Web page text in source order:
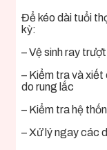
Để kéo dài tuổi
kỳ:
– Vệ sinh ray
– Kiểm tra và
do rung lắc
– Kiểm tra hệ
– Xử lý ngay các